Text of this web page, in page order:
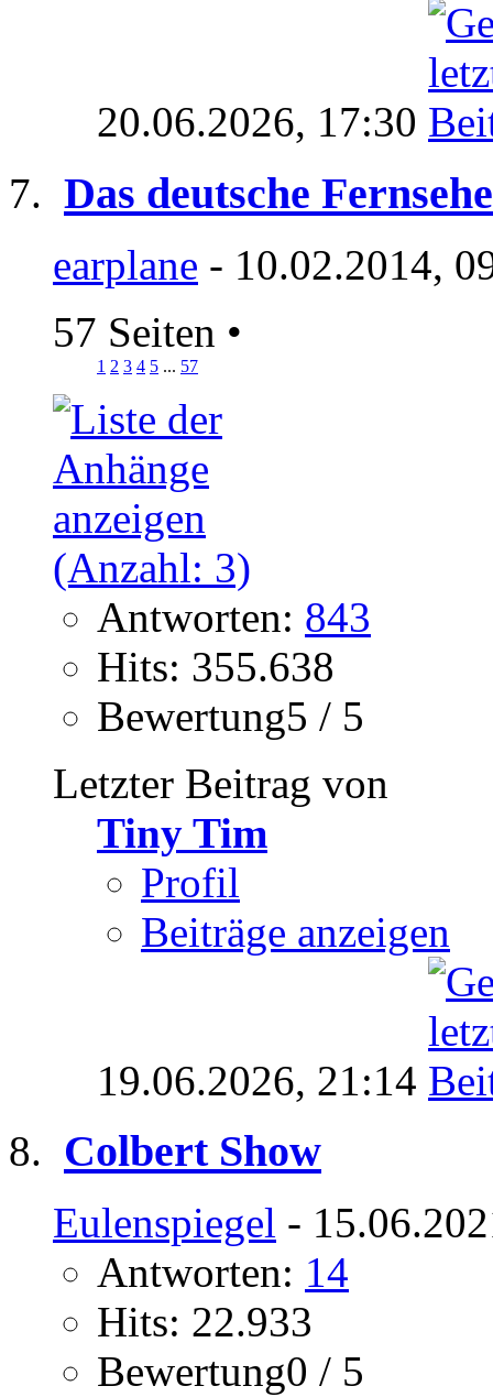
20.06.2026, 17:30
Das deutsche
earplane - 10.02.2014,
57 Seiten •
1 2 3 4 5 ... 57
Antworten: 843
Hits: 355.638
Bewertung5 / 5
Letzter Beitrag von
Tiny Tim
Profil
Beiträge anzeigen
19.06.2026, 21:14
Colbert Show
Eulenspiegel -
Antworten: 14
Hits: 22.933
Bewertung0 / 5